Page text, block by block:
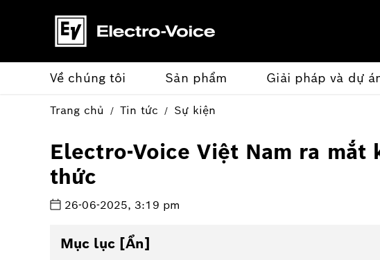
Về chúng tôi Sản phẩm Giải pháp và dự
Trang chủ Tin tức Sự kiện
Electro-Voice Việt Nam ra mắt
thức
26-06-2025, 3:19 pm
Mục lục [Ẩn]